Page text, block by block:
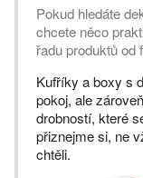
Pokud hledáte
chcete něco
řadu produktů od
Kufříky a boxy s
pokoj, ale
drobností, které
přiznejme si, ne
chtěli.